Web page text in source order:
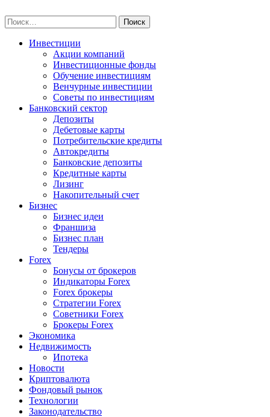
to
content
Найти:
Инвестиции
Акции компаний
Инвестиционные фонды
Обучение инвестициям
Венчурные инвестиции
Советы по инвестициям
Банковский сектор
Депозиты
Дебетовые карты
Потребительские кредиты
Автокредиты
Банковские депозиты
Кредитные карты
Лизинг
Накопительный счет
Бизнес
Бизнес идеи
Франшиза
Бизнес план
Тендеры
Forex
Бонусы от брокеров
Индикаторы Forex
Forex брокеры
Стратегии Forex
Советники Forex
Брокеры Forex
Экономика
Недвижимость
Ипотека
Новости
Криптовалюта
Фондовый рынок
Технологии
Законодательство